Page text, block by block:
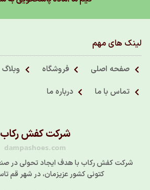
لینک های مهم
صفحه اصلی فروشگاه
وبلاگ
تماس با ما
درباره ما
شرکت کفش رکاب
dampashoes.com
شرکت کفش رکاب با هدف ایجاد تحولی در
کتونی کشور عزیزمان، در شهر قم